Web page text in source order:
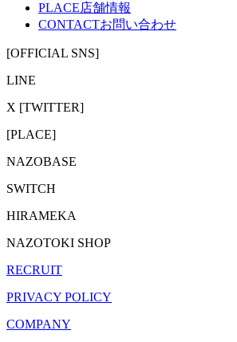
PLACE店舗情報
CONTACTお問い合わせ
[OFFICIAL SNS]
LINE
X [TWITTER]
[PLACE]
NAZOBASE
SWITCH
HIRAMEKA
NAZOTOKI SHOP
RECRUIT
PRIVACY POLICY
COMPANY